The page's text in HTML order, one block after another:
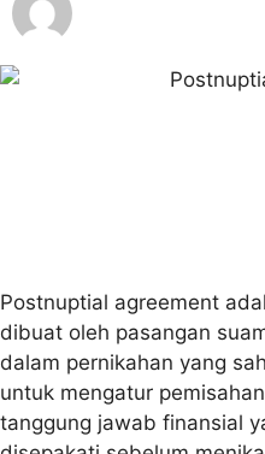
Postnuptial agreement
dibuat oleh pasangan
dalam pernikahan yang
untuk mengatur
tanggung jawab finansial